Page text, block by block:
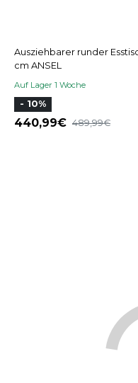
Ausziehbarer runder
cm ANSEL
Auf Lager 1 Woche
- 10%
440,99 489,99